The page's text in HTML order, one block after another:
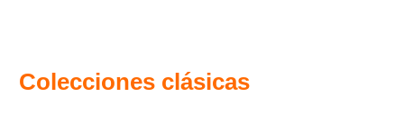
Colecciones clásicas